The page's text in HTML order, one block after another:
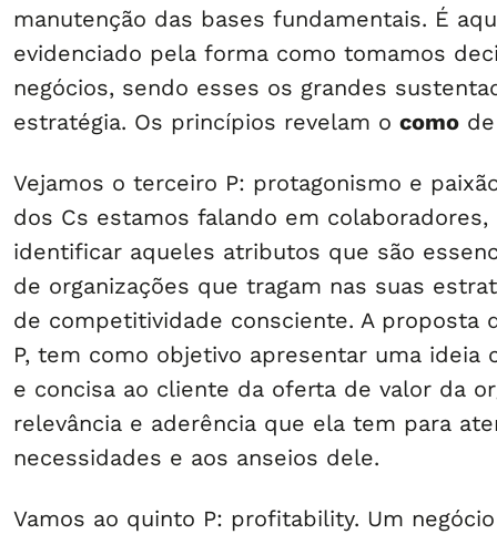
manutenção das bases fundamentais. É
evidenciado pela forma como tomamos
negócios, sendo esses os grandes
estratégia. Os princípios revelam o como
Vejamos o terceiro P: protagonismo e
dos Cs estamos falando em colaboradores,
identificar aqueles atributos que são
de organizações que tragam nas suas
de competitividade consciente. A proposta
P, tem como objetivo apresentar uma ideia
e concisa ao cliente da oferta de valor da
relevância e aderência que ela tem para
necessidades e aos anseios dele.
Vamos ao quinto P: profitability. Um